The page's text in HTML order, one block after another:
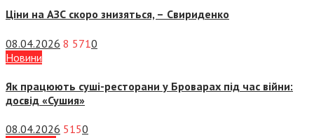
Ціни на АЗС скоро знизяться, – Свириденко
08.04.2026 8 5710
Новини
Як працюють суші-ресторани у Броварах під час війни:
досвід «Сушия»
08.04.2026 5150